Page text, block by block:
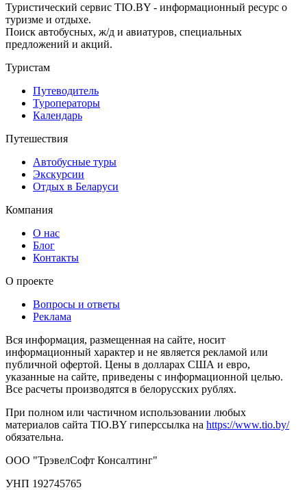
Туристический сервис TIO.BY - информационный ресурс о
туризме и отдыхе.
Поиск автобусных, ж/д и авиатуров, специальных
предложений и акций.
Туристам
Путеводитель
Туроператоры
Календарь
Путешествия
Автобусные туры
Экскурсии
Отдых в Беларуси
Компания
О нас
Блог
Контакты
О проекте
Вопросы и ответы
Реклама
Вся информация, размещенная на сайте, носит
информационный характер и не является рекламой или
публичной офертой. Цены в долларах США и евро,
указанные на сайте, приведены с информационной целью.
Все расчеты производятся в белорусских рублях.
При полном или частичном использовании любых
материалов сайта TIO.BY гиперссылка на https://www.tio.by/
обязательна.
ООО "ТрэвелСофт Консалтинг"
УНП 192745765